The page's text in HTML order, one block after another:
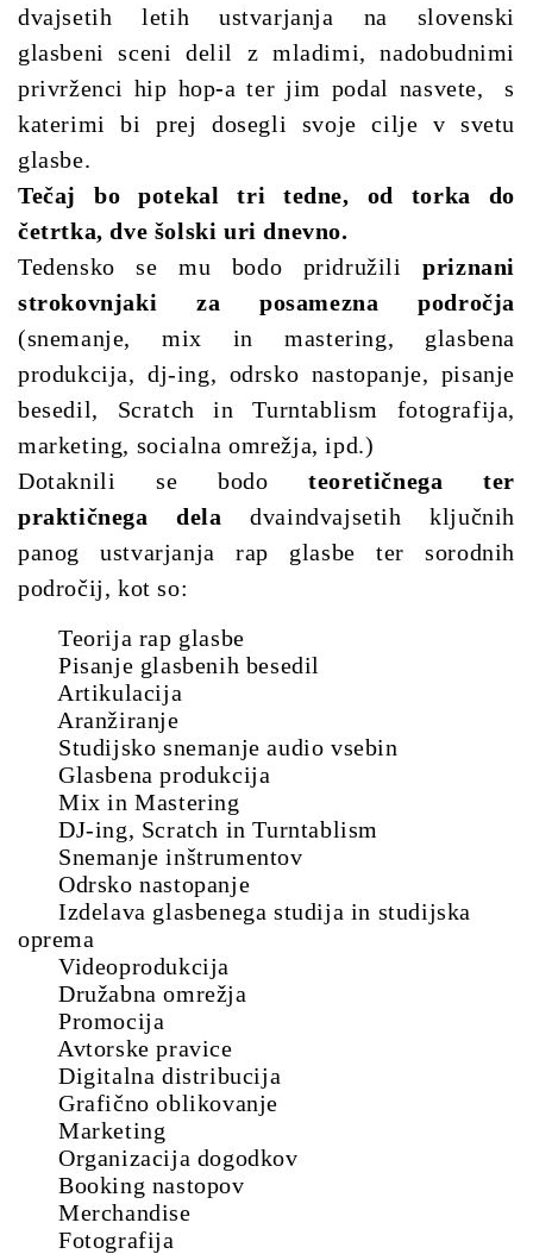
dvajsetih letih ustvarjanja na slovenski
glasbeni sceni delil z mladimi, nadobudnimi
privrženci hip hop-a ter jim podal nasvete,
s
katerimi bi prej dosegli svoje cilje v svetu
glasbe.
Tečaj bo potekal tri tedne, od torka do
četrtka, dve šolski uri dnevno.
Tedensko se mu bodo pridružilipriznani
strokovnjaki za posamezna področja
(snemanje, mix in mastering, glasbena
produkcija, dj-ing, odrsko nastopanje, pisanje
besedil, Scratch in Turntablism fotografija,
marketing, socialna omrežja, ipd.)
Dotaknili se bodoteoretičnega ter
praktičnega dela dvaindvajsetih ključnih
panog ustvarjanja rap glasbe ter sorodnih
področij, kot so:
Teorija rap glasbe
Pisanje glasbenih besedil
Artikulacija
Aranžiranje
Studijsko snemanje audio vsebin
Glasbena produkcija
Mix in Mastering
DJ-ing, Scratch in Turntablism
Snemanje inštrumentov
Odrsko nastopanje
Izdelava glasbenega studija in studijska
oprema
Videoprodukcija
Družabna omrežja
Promocija
Avtorske pravice
Digitalna distribucija
Grafično oblikovanje
Marketing
Organizacija dogodkov
Booking nastopov
Merchandise
Fotografija